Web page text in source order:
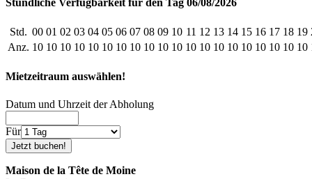
Std. 00 01 02 03 04 05 06 07 08 09 10 11 12 13 14 15 16 17 18 19
Anz. 10 10 10 10 10 10 10 10 10 10 10 10 10 10 10 10 10 10 10 10
Mietzeitraum auswählen!
Datum und Uhrzeit der Abholung
Für
Maison de la Tête de Moine